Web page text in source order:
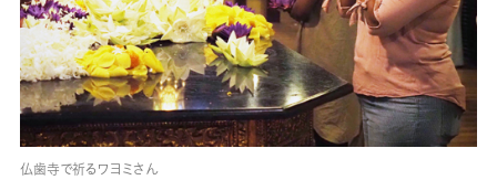
仏歯寺で祈るワヨミさん